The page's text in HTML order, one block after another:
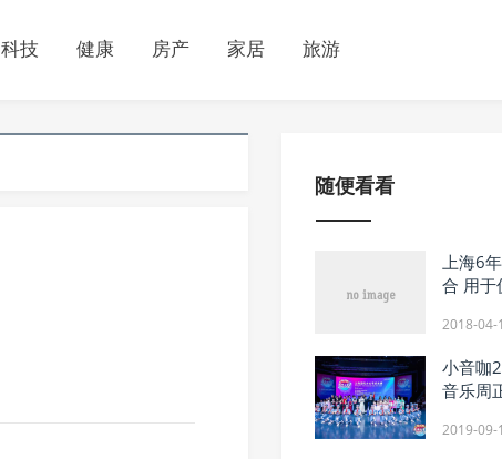
科技 健康 房产 家居 旅游
随便看看
上海6
合 用于
2018-04-
小音咖
音乐周
2019-09-